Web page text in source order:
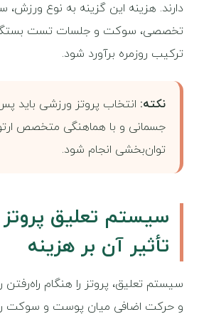
دارند. هزینه این گزینه به نوع
تخصصی، سوکت و جلسات تست بستگی
ترکیب روزمره برآورد شود.
نکته: انتخاب پروتز ورزشی باید
جسمانی و با هماهنگی متخصص
توان‌بخشی انجام شود.
سیستم تعلیق پروتز
تأثیر آن بر هزینه
سیستم تعلیق، پروتز را هنگام راه‌رفتن
و حرکت اضافی میان پوست و سوکت